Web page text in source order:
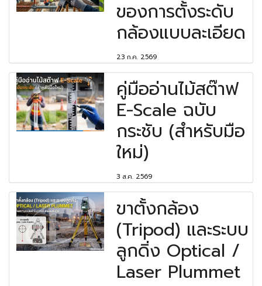
ของการตั้งระดับ
กล้องแบบละเอียด
23 ก.ค. 2569
คู่มืออ่านไม้สต๊าฟ
E-Scale ฉบับ
กระชับ (สำหรับมือ
ใหม่)
3 ส.ค. 2569
ขาตั้งกล้อง
(Tripod) และระบบ
ลูกดิ่ง Optical /
Laser Plummet